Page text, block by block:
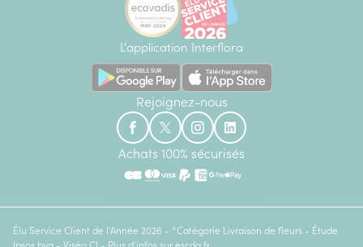
L'application Interflora
Rejoignez-nous
Achats 100% sécurisés
Élu Service Client de l'Année 2026 - *Catégorie Livraison de fleurs - Étude